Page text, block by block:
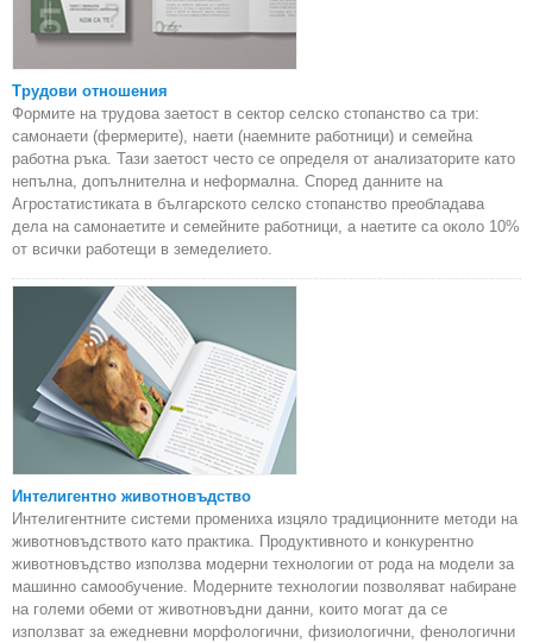
Трудови отношения
Формите на трудова заетост в сектор селско стопанство са три:
самонаети (фермерите), наети (наемните работници) и семейна
работна ръка. Тази заетост често се определя от анализаторите като
непълна, допълнителна и неформална. Според данните на
Агростатистиката в българското селско стопанство преобладава
дела на самонаетите и семейните работници, а наетите са около 10%
от всички работещи в земеделието.
Интелигентно животновъдство
Интелигентните системи промениха изцяло традиционните методи на
животновъдството като практика. Продуктивното и конкурентно
животновъдство използва модерни технологии от рода на модели за
машинно самообучение. Модерните технологии позволяват набиране
на големи обеми от животновъдни данни, които могат да се
използват за ежедневни морфологични, физиологични, фенологични